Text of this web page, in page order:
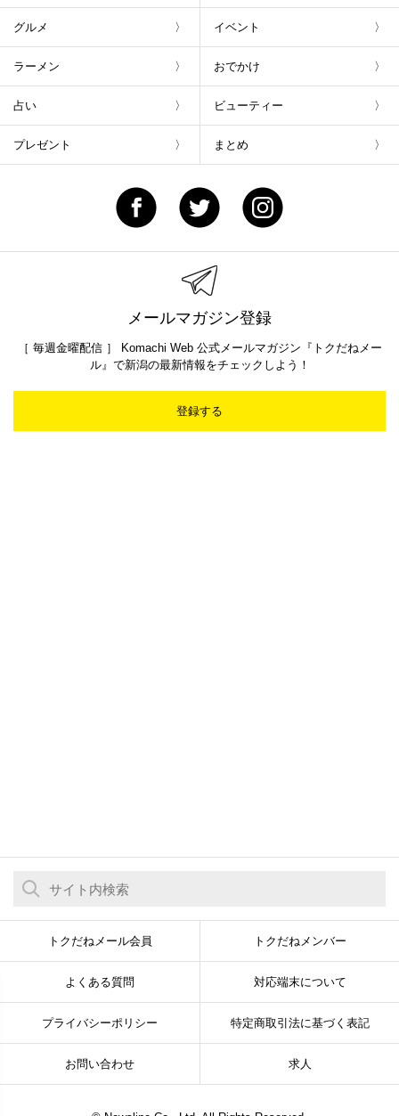
グルメ イベント
ラーメン おでかけ
占い ビューティー
プレゼント まとめ
メールマガジン登録
［ 毎週金曜配信 ］ Komachi Web 公式メールマガジン『トクだねメー
ル』で新潟の最新情報をチェックしよう！
登録する
トクだねメール会員 トクだねメンバー
よくある質問 対応端末について
プライバシーポリシー 特定商取引法に基づく表記
お問い合わせ 求人